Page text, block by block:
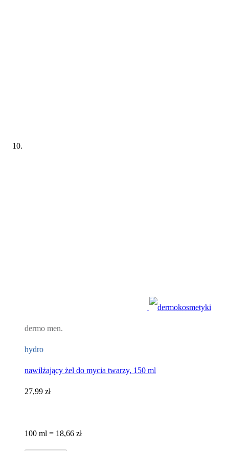
dermo men.
hydro
nawilżający żel do mycia twarzy, 150 ml
27,99 zł
100 ml = 18,66 zł